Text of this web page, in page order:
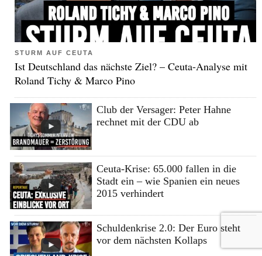
STURM AUF CEUTA
Ist Deutschland das nächste Ziel? – Ceuta-Analyse mit
Roland Tichy & Marco Pino
Club der Versager: Peter Hahne
rechnet mit der CDU ab
Ceuta-Krise: 65.000 fallen in die
Stadt ein – wie Spanien ein neues
2015 verhindert
Schuldenkrise 2.0: Der Euro steht
vor dem nächsten Kollaps